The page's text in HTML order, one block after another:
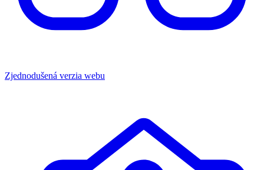
Zjednodušená verzia webu